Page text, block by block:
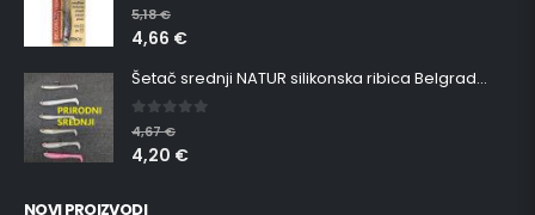
5.00out of 5
5,18€
4,66 €
Šetač srednji NATUR silikonska ribica Belgrade Walker
0 out of 5
4,67€
4,20 €
NOVI PROIZVODI